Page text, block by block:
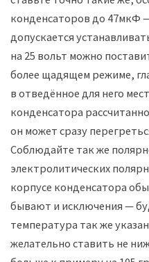
конденсаторов до 47мкФ
допускается
на 25 вольт можно
более щадящем режиме,
в отведённое для него
конденсатора
он может сразу
Соблюдайте так же
электролитических
корпусе конденсатора
бывают и исключения —
температура так же
желательно ставить не